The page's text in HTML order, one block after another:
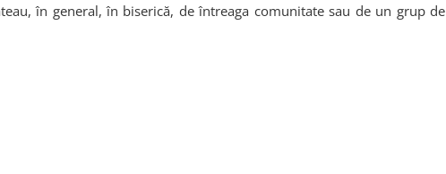
în general, în biserică, de întreaga comunitate sau de un grup de